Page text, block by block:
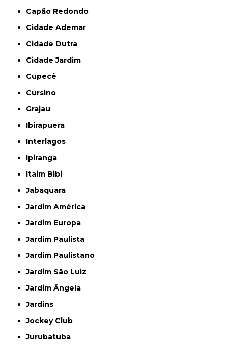
Capão Redondo
Cidade Ademar
Cidade Dutra
Cidade Jardim
Cupecê
Cursino
Grajau
Ibirapuera
Interlagos
Ipiranga
Itaim Bibi
Jabaquara
Jardim América
Jardim Europa
Jardim Paulista
Jardim Paulistano
Jardim São Luiz
Jardim Ângela
Jardins
Jockey Club
Jurubatuba